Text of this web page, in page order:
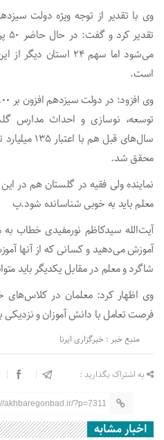
وی با تقدیر از توجه ویژه دولت
است.
توسعه، نوسازی و احداث مدارس
سال‌های قبل
محقق شد.
نماینده ولی فقیه در گلستان هم در
معلم باید به خوبی شناسانده شود.پ
آیت‌الله سیدکاظم نورمفیدی خطاب
آموزش می‌دهید و کسانی که از آنها
شاگرد و معلم در مقابل یکدیگر باید
وی اظهار کرد: معلمان در کلاس‌های
فرصت تعامل با دانش آموزان و نزدیکی
منبع خبر : خبرگزاری ایرنا
به اشتراک بگذارید :
akhbaregonbad.ir/?p=7311
اخبار مشابه